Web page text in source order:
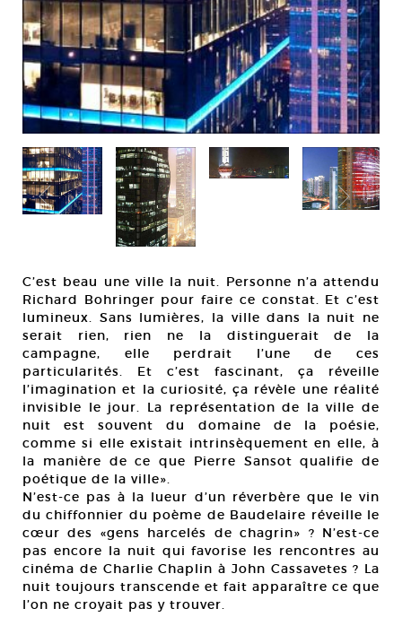
C’est beau une ville la nuit. Personne n’a attendu
Richard Bohringer pour faire ce constat. Et c’est
lumineux. Sans lumières, la ville dans la nuit ne
serait rien, rien ne la distinguerait de la
campagne, elle perdrait l’une de ces
particularités. Et c’est fascinant, ça réveille
l’imagination et la curiosité, ça révèle une réalité
invisible le jour. La représentation de la ville de
nuit est souvent du domaine de la poésie,
comme si elle existait intrinsèquement en elle, à
la manière de ce que Pierre Sansot qualifie de
poétique de la ville».
N’est-ce pas à la lueur d’un réverbère que le vin
du chiffonnier du poème de Baudelaire réveille le
cœur des «gens harcelés de chagrin» ? N’est-ce
pas encore la nuit qui favorise les rencontres au
cinéma de Charlie Chaplin à John Cassavetes ? La
nuit toujours transcende et fait apparaître ce que
l’on ne croyait pas y trouver.